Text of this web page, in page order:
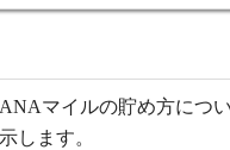
マイルの貯め方につ
します。